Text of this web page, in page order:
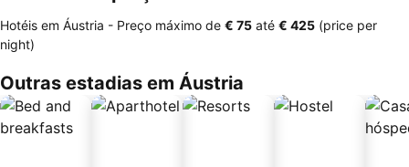
Hotéis em Áustria - Preço máximo de ‎€ 75 até ‎€ 425 (price per
night)
Outras estadias em Áustria